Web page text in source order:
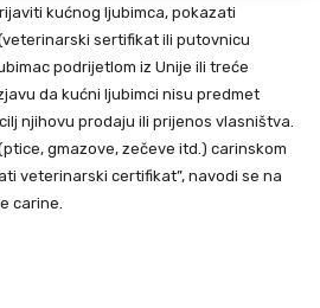
kućnog ljubimca, pokazati
sertifikat ili putovnicu
podrijetlom iz Unije ili treće
da kućni ljubimci nisu predmet
njihovu prodaju ili prijenos vlasništva.
gmazove, zečeve itd.) carinskom
veterinarski certifikat”, navodi se na
carine.